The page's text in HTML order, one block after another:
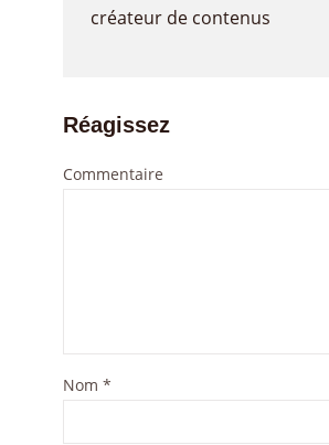
créateur de contenus
Réagissez
Commentaire
Nom *